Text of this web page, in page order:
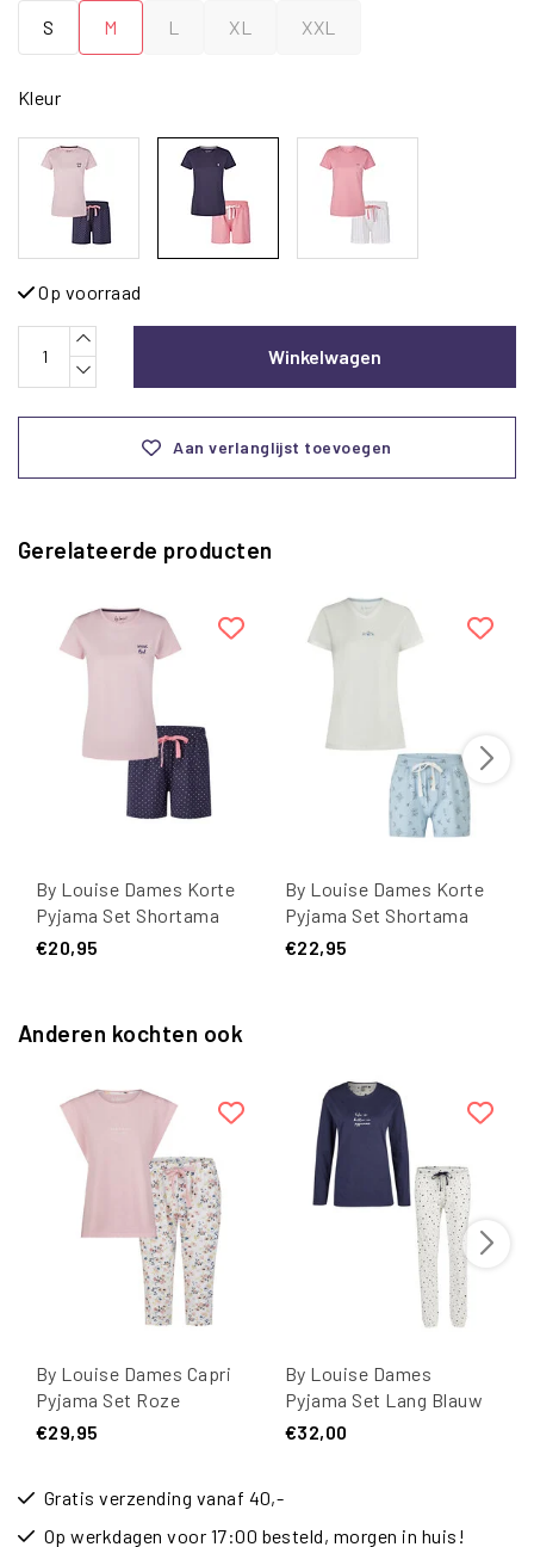
S M L XL XXL
Kleur
Op voorraad
Winkelwagen
Aan verlanglijst toevoegen
Gerelateerde producten
By Louise Dames Korte
Pyjama Set Shortama
Roze Weekend
€20,95
By Louise Dames Korte
Pyjama Set Shortama
Wit/Lichtblauw
€22,95
Anderen kochten ook
By Louise Dames Capri
Pyjama Set Roze
Driekwart
€29,95
By Louise Dames
Pyjama Set Lang Blauw
Hartjes Print
€32,00
Gratis verzending vanaf 40,-
Op werkdagen voor 17:00 besteld, morgen in huis!